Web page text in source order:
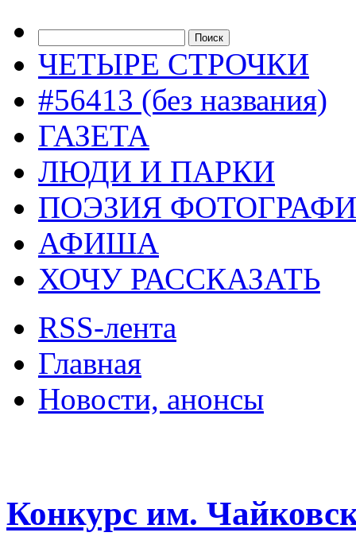
ЧЕТЫРЕ СТРОЧКИ
#56413 (без названия)
ГАЗЕТА
ЛЮДИ И ПАРКИ
ПОЭЗИЯ
АФИША
ХОЧУ РАССКАЗАТЬ
RSS-лента
Главная
Новости, анонсы
Конкурс им.